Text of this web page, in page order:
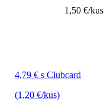
4,79 € s Clubcard
(1,20 €/kus)
1,50 €/kus